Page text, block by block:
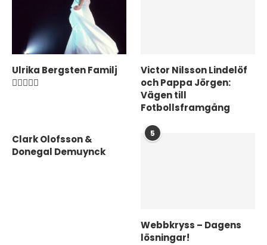
Ulrika Bergsten Familj
❤️‍👨‍👩‍👦‍👦
Victor Nilsson Lindelöf
och Pappa Jörgen:
Vägen till
Fotbollsframgång
Clark Olofsson &
Donegal Demuynck
5
Webbkryss – Dagens
lösningar!